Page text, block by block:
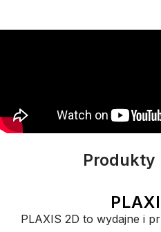
Produkty
PLAXIS 2D to wydajne i